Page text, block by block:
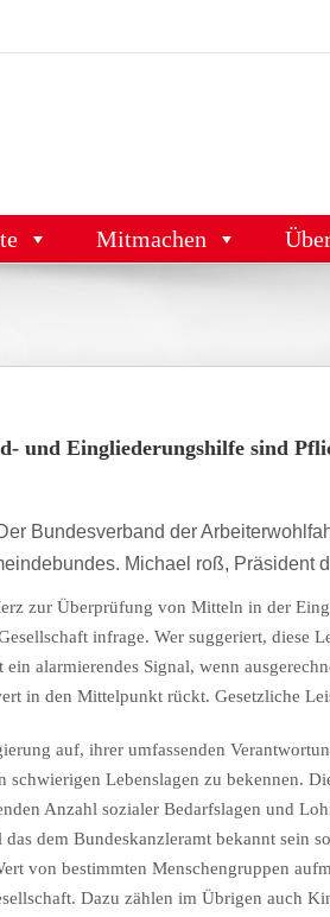
Mitmachen
und Eingliederungshilfe sind
Bundesverband der
Michael roß, Präsident
zur Überprüfung von Mitteln in der
infrage. Wer suggeriert, diese
alarmierendes Signal, wenn
in den Mittelpunkt rückt. Gesetzliche
auf, ihrer umfassenden
schwierigen Lebenslagen zu bekennen.
Anzahl sozialer Bedarfslagen und
das dem Bundeskanzleramt bekannt
von bestimmten Menschengruppen
Dazu zählen im Übrigen auch